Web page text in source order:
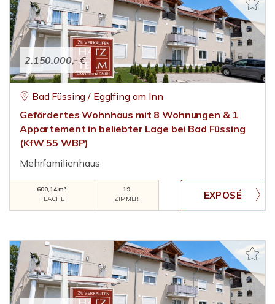
2.150.000,- €
Bad Füssing / Egglfing am Inn
Gefördertes Wohnhaus mit 8 Wohnungen & 1
Appartement in beliebter Lage bei Bad Füssing
(KfW 55 WBP)
Mehrfamilienhaus
600,14 m²
FLÄCHE
19
ZIMMER